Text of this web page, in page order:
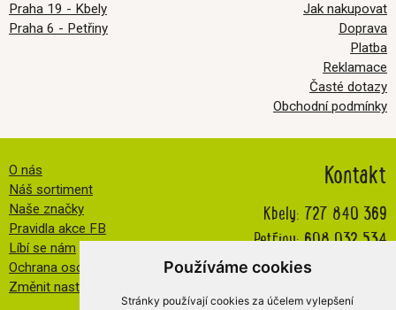
Používáme cookies
Stránky používají cookies za účelem vylepšení
Praha 19 - Kbely
Praha 6 - Petřiny
Kontakt
Kbely: 727 840 369
Petřiny:608 032 534
info@veselatkanicka.cz
Jak nakupovat
Doprava
Platba
Reklamace
Časté dotazy
Obchodní podmínky
O nás
Náš sortiment
Naše značky
Pravidla akce FB
Líbí se nám
Ochrana osobních údajů
Změnit nastavení cookies